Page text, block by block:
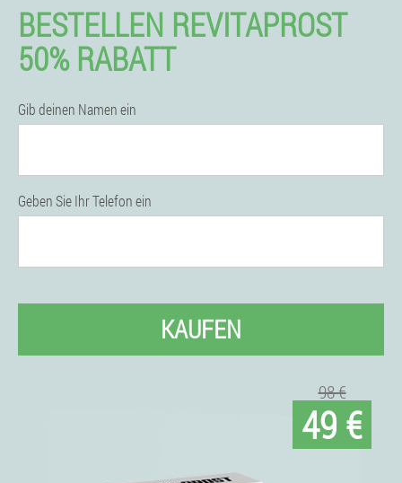
BESTELLEN REVITAPROST
50% RABATT
Gib deinen Namen ein
Geben Sie Ihr Telefon ein
KAUFEN
98 €
49 €